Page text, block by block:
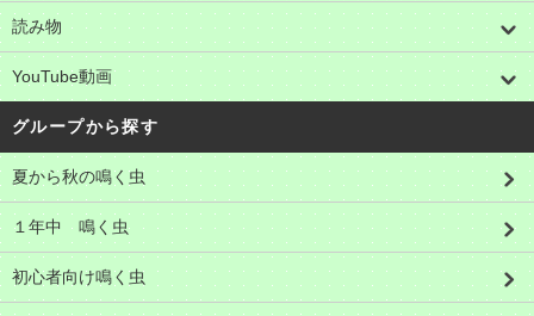
読み物
YouTube動画
グループから探す
夏から秋の鳴く虫
１年中 鳴く虫
初心者向け鳴く虫